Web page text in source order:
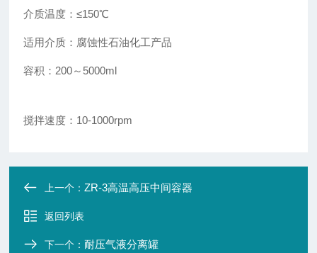
介质温度：≤150℃
适用介质：腐蚀性石油化工产品
容积： 200～ 5000ml
搅拌速度：10-1000rpm
上一个：ZR-3高温高压中间容器
返回列表
下一个：耐压气液分离罐